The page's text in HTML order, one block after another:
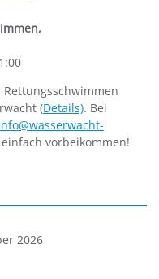
(Details). Bei
vorbeikommen!
2026